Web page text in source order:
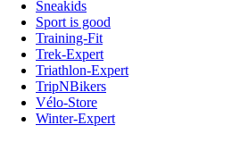
Sneakids
Sport is good
Training-Fit
Trek-Expert
Triathlon-Expert
TripNBikers
Vélo-Store
Winter-Expert